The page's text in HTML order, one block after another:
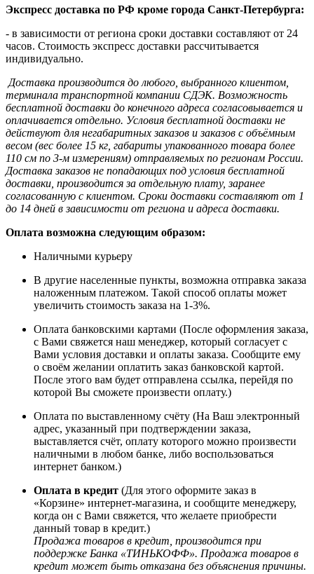
Экспресс доставка по РФ кроме города Санкт-Петербурга:
- в зависимости от региона сроки доставки составляют от 24
часов. Стоимость экспресс доставки рассчитывается
индивидуально.
Доставка производится до любого, выбранного клиентом,
терминала транспортной компании СДЭК. Возможность
бесплатной доставки до конечного адреса согласовывается и
оплачивается отдельно. Условия бесплатной доставки не
действуют для негабаритных заказов и заказов с объёмным
весом (вес более 15 кг, габариты упакованного товара более
110 см по 3-м измерениям) отправляемых по регионам России.
Доставка заказов не попадающих под условия бесплатной
доставки, производится за отдельную плату, заранее
согласованную с клиентом. Сроки доставки составляют от 1
до 14 дней в зависимости от региона и адреса доставки.
Оплата возможна следующим образом:
Наличными курьеру
В другие населенные пункты, возможна отправка заказа
наложенным платежом. Такой способ оплаты может
увеличить стоимость заказа на 1-3%.
Оплата банковскими картами (После оформления заказа,
с Вами свяжется наш менеджер, который согласует с
Вами условия доставки и оплаты заказа. Сообщите ему
о своём желании оплатить заказ банковской картой.
После этого вам будет отправлена ссылка, перейдя по
которой Вы сможете произвести оплату.)
Оплата по выставленному счёту (На Ваш электронный
адрес, указанный при подтверждении заказа,
выставляется счёт, оплату которого можно произвести
наличными в любом банке, либо воспользоваться
интернет банком.)
Оплата в кредит (Для этого оформите заказ в
«Корзине» интернет-магазина, и сообщите менеджеру,
когда он с Вами свяжется, что желаете приобрести
данный товар в кредит.)
Продажа товаров в кредит, производится при
поддержке Банка «ТИНЬКОФФ». Продажа товаров в
кредит может быть отказана без объяснения причины.